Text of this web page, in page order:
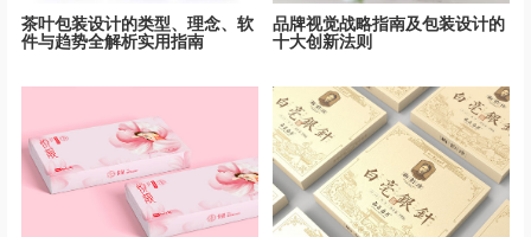
茶叶包装设计的类型、理念、软
件与趋势全解析实用指南
品牌视觉战略指南及包装设计的
十大创新法则